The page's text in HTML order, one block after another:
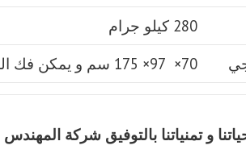
و تمنياتنا بالتوفيق شركة